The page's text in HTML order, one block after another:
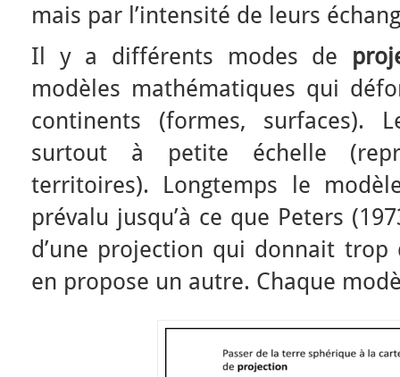
mais par l’intensité de leurs
Il y a différents modes de
modèles mathématiques qui
continents (formes, surfaces).
surtout à petite échelle
territoires). Longtemps le
prévalu jusqu’à ce que Peters
d’une projection qui donnait trop
en propose un autre. Chaque